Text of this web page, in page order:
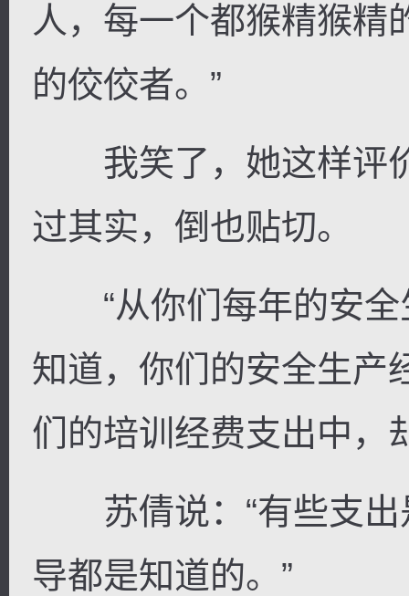
人，每一个都猴精猴精
的佼佼者。”
我笑了，她这样评
过其实，倒也贴切。
“从你们每年的安全
知道，你们的安全生产
们的培训经费支出中，
苏倩说：“有些支出
导都是知道的。”